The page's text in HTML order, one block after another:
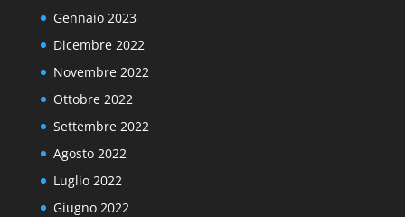
Gennaio 2023
Dicembre 2022
Novembre 2022
Ottobre 2022
Settembre 2022
Agosto 2022
Luglio 2022
Giugno 2022